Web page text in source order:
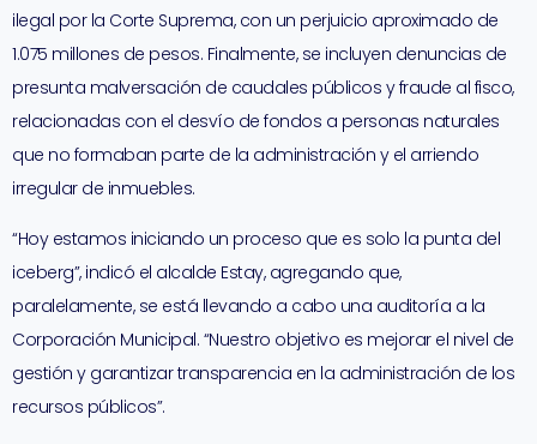
ilegal por la Corte Suprema, con un perjuicio aproximado de
1.075 millones de pesos. Finalmente, se incluyen denuncias de
presunta malversación de caudales públicos y fraude al fisco,
relacionadas con el desvío de fondos a personas naturales
que no formaban parte de la administración y el arriendo
irregular de inmuebles.
“Hoy estamos iniciando un proceso que es solo la punta del
iceberg”, indicó el alcalde Estay, agregando que,
paralelamente, se está llevando a cabo una auditoría a la
Corporación Municipal. “Nuestro objetivo es mejorar el nivel de
gestión y garantizar transparencia en la administración de los
recursos públicos”.